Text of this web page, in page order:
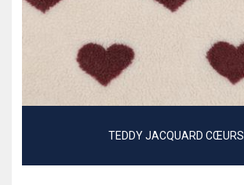
TEDDY JACQUARD CŒURS